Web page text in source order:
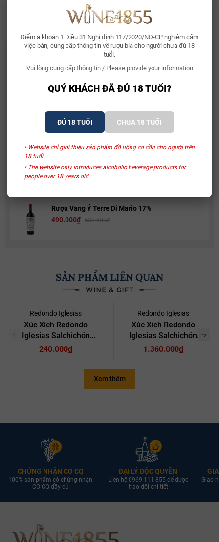
Điểm a khoản 1 Điều 31 Nghị định 117/2020/NĐ-CP nghiêm cấm
việc bán, cung cấp thông tin về rượu bia cho người chưa đủ 18
tuổi.
Vui lòng cung cấp thông tin / Please provide your information
QUÝ KHÁCH ĐÃ ĐỦ 18 TUỔI?
ĐỦ 18 TUỔI CHƯA 18 TUỔI
• Website chỉ giới thiệu sản phẩm đồ uống có cồn cho người trên
18 tuổi.
• The website only introduces alcoholic beverage products for
people over 18 years old.
Rượu vang Pháp Marcel Deiss Schoenenbourg 2015
Rượu Vang Ý Oddero Barolo
CÓ THỂ BẠN THÍCH
Whisky Glenallachie 13 Year Of The Horse 2026
2.150.000₫
Bia Bỉ Trappistes Rochefort 10
Rượu Vang Sủi Gemma Di Luna Moscato Vino
Spumante
Rượu Vang Ý Terre Di Mario 17%
490.000₫ 632.500₫
SẢN PHẨM LIÊN QUAN
Redondo Iglesias
Xúc Xích Redondo
Iglesias Salchichón
Ibérico Bellota Thái Lát
240.000₫
Redondo Iglesias
Xúc Xích Redondo
Iglesias Salchichón
Ibérico Bellota Size Dài
1.360.000₫
Xem thêm
CHỨNG NHẬN CO CQ
100% sản phẩm có chứng nhận
CO CQ đầy đủ
ĐẠI LÝ ĐỘC QUYỀN
Liên hệ 0969 111 855 để được
trao đổi chi tiết
Giao